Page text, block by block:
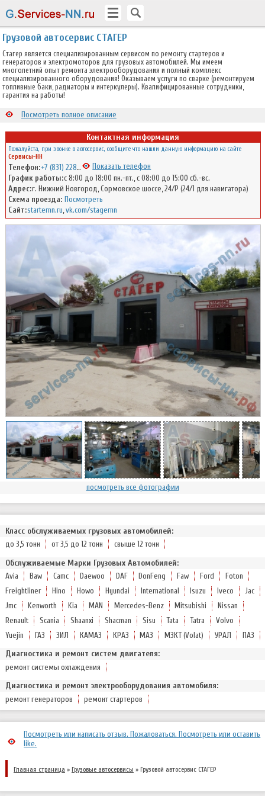
Грузовой автосервис СТАГЕР
Стагер является специализированным сервисом по ремонту стартеров и
генераторов и электромоторов для грузовых автомобилей. Мы имеем
многолетний опыт ремонта электрооборудования и полный комплекс
специализированного оборудования! Оказываем услуги по сварке (ремонтируем
топливные баки, радиаторы и интеркулеры). Квалифицированные сотрудники,
гарантия на работы!
Посмотреть полное описание
Контактная информация
Пожалуйста, при звонке в автосервис, сообщите что нашли данную информацию на сайте
Сервисы-НН
Телефон: +7 (831) 228-01-08
Показать телефон
График работы:с 8:00 до 18:00 пн.-пт., с 08:00 до 15:00 сб.-вс.
Адрес:г. Нижний Новгород, Сормовское шоссе, 24/Р (24/1 для навигатора)
Схема проезда: Посмотреть
Сайт:starternn.ru,vk.com/stagernn
посмотреть все фотографии
Класс обслуживаемых грузовых автомобилей:
до 3,5 тонн от 3,5 до 12 тонн свыше 12 тонн
Обслуживаемые Марки Грузовых Автомобилей:
Avia Baw Camc Daewoo DAF DonFeng Faw Ford
Foton
Freightliner
Hino Howo Hyundai International Isuzu Iveco
Jac
Jmc
Kenworth Kia MAN Mercedes-Benz Mitsubishi
Nissan
Renault
Scania Shaanxi Shacman Sisu Tata Tatra
Volvo
Yuejin
ГАЗ ЗИЛ КАМАЗ КРАЗ МАЗ МЗКТ (Volat) УРАЛ ПАЗ
Диагностика и ремонт систем двигателя:
ремонт системы охлаждения
Диагностика и ремонт электрооборудования автомобиля:
ремонт генераторов ремонт стартеров
Посмотреть или написать отзыв. Пожаловаться. Посмотреть или оставить
like.
Главная страница » Грузовые автосервисы » Грузовой автосервис СТАГЕР